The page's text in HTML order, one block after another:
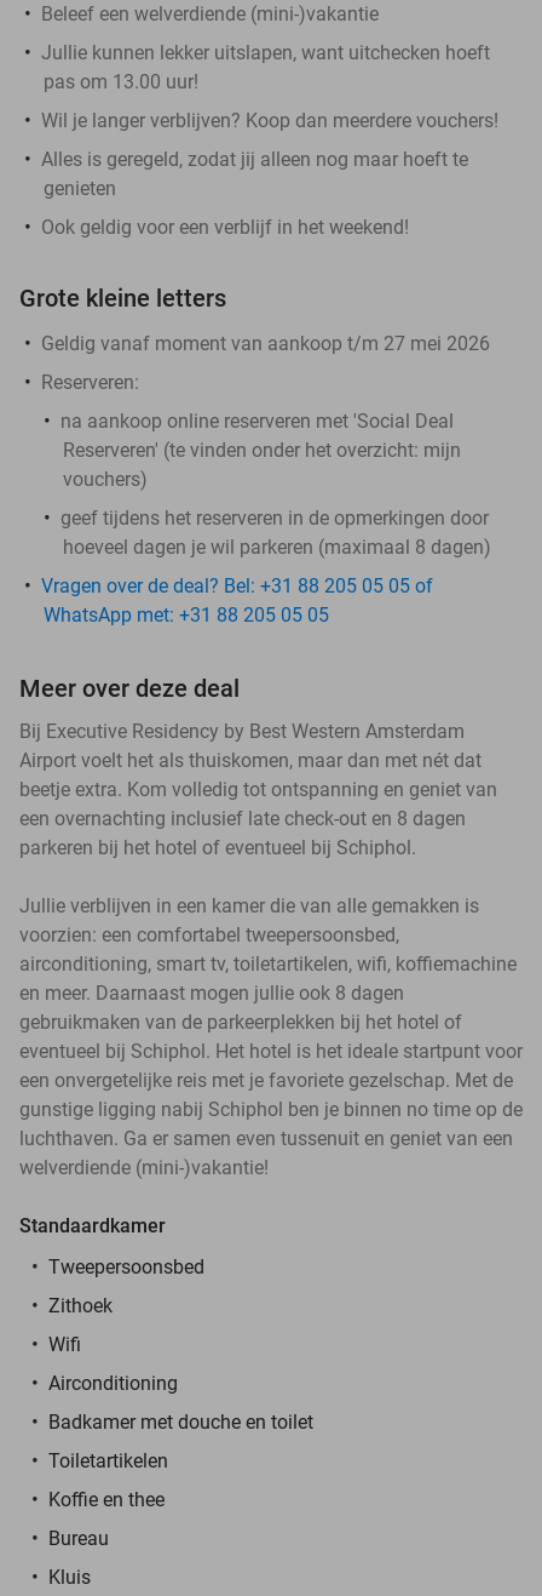
Beleef een welverdiende (mini-)vakantie
Jullie kunnen lekker uitslapen, want uitchecken hoeft
pas om 13.00 uur!
Wil je langer verblijven? Koop dan meerdere vouchers!
Alles is geregeld, zodat jij alleen nog maar hoeft te
genieten
Ook geldig voor een verblijf in het weekend!
Grote kleine letters
Geldig vanaf moment van aankoop t/m 27 mei 2026
Reserveren:
na aankoop online reserveren met 'Social Deal
Reserveren' (te vinden onder het overzicht: mijn
vouchers)
geef tijdens het reserveren in de opmerkingen door
hoeveel dagen je wil parkeren (maximaal 8 dagen)
Vragen over de deal? Bel: +31 88 205 05 05 of
WhatsApp met: +31 88 205 05 05
Meer over deze deal
Bij Executive Residency by Best Western Amsterdam
Airport voelt het als thuiskomen, maar dan met nét dat
beetje extra. Kom volledig tot ontspanning en geniet van
een overnachting inclusief late check-out en 8 dagen
parkeren bij het hotel of eventueel bij Schiphol.
Jullie verblijven in een kamer die van alle gemakken is
voorzien: een comfortabel tweepersoonsbed,
airconditioning, smart tv, toiletartikelen, wifi, koffiemachine
en meer. Daarnaast mogen jullie ook 8 dagen
gebruikmaken van de parkeerplekken bij het hotel of
eventueel bij Schiphol. Het hotel is het ideale startpunt voor
een onvergetelijke reis met je favoriete gezelschap. Met de
gunstige ligging nabij Schiphol ben je binnen no time op de
luchthaven. Ga er samen even tussenuit en geniet van een
welverdiende (mini-)vakantie!
Standaardkamer
Tweepersoonsbed
Zithoek
Wifi
Airconditioning
Badkamer met douche en toilet
Toiletartikelen
Koffie en thee
Bureau
Kluis